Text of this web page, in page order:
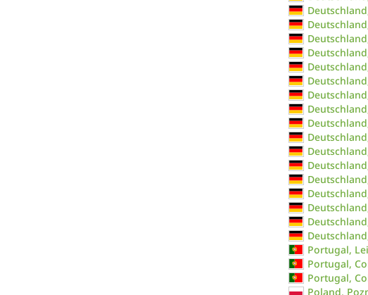
Portugal,
Portugal,
Portugal,
Poland,